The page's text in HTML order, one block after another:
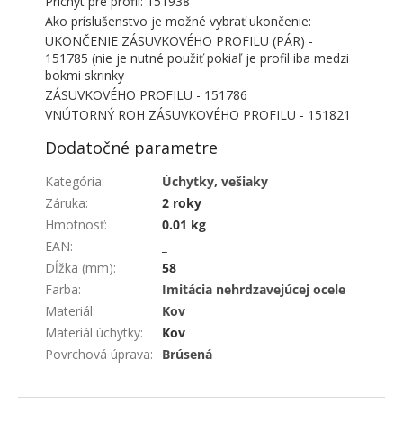
Ako príslušenstvo je možné vybrať ukončenie:
UKONČENIE ZÁSUVKOVÉHO PROFILU (PÁR) -
151785 (nie je nutné použiť pokiaľ je profil iba medzi
bokmi skrinky
ZÁSUVKOVÉHO PROFILU - 151786
VNÚTORNÝ ROH ZÁSUVKOVÉHO PROFILU - 151821
Dodatočné parametre
Kategória:
Úchytky, vešiaky
Záruka:
2 roky
Hmotnosť:
0.01 kg
EAN:
Dĺžka (mm):
58
Farba:
Imitácia nehrdzavejúcej ocele
Materiál:
Kov
Materiál úchytky:
Kov
Povrchová úprava: Brúsená
ZÁPÄTIE